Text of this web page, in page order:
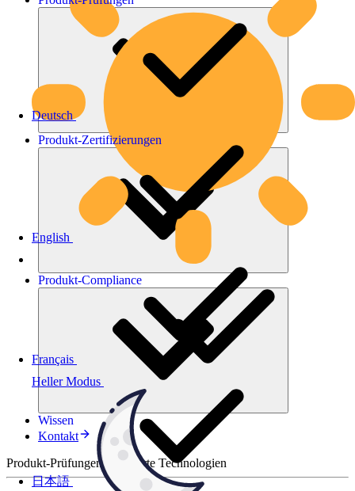
Heller Modus
Deutsch
English
Français
日本語
Produkt-Zertifizierungen
Produkt-Compliance
Wissen
Kontakt
Produkt-Prüfungen für smarte Technologien